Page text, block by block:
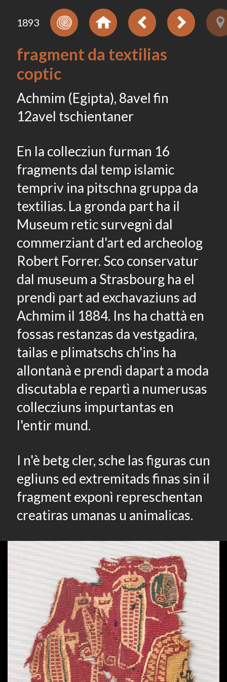
1893
fragment da textilias
coptic
Achmim (Egipta), 8avel fin
12avel tschientaner
En la collecziun furman 16
fragments dal temp islamic
tempriv ina pitschna gruppa da
textilias. La gronda part ha il
Museum retic survegnì dal
commerziant d'art ed archeolog
Robert Forrer. Sco conservatur
dal museum a Strasbourg ha el
prendì part ad exchavaziuns ad
Achmim il 1884. Ins ha chattà en
fossas restanzas da vestgadira,
tailas e plimatschs ch'ins ha
allontanà e prendì dapart a moda
discutabla e repartì a numerusas
collecziuns impurtantas en
l'entir mund.
I n'è betg cler, sche las figuras cun
egliuns ed extremitads finas sin il
fragment exponì represchentan
creatiras umanas u animalicas.